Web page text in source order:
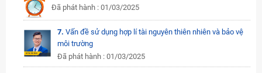
Đã phát hành : 01/03/2025
7. Vấn đề sử dụng hợp lí tài nguyên thiên nhiên và bảo vệ
môi trường
Đã phát hành : 01/03/2025